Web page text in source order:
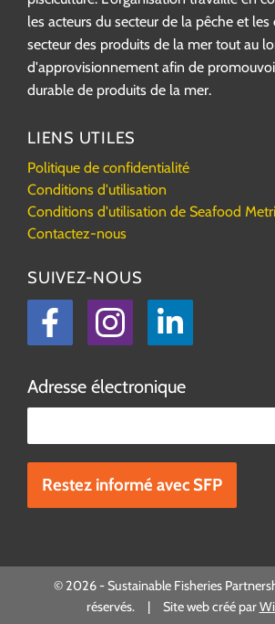
les acteurs du secteur de la pêche et
secteur des produits de la mer tout au
d'approvisionnement afin de
durable de produits de la mer.
LIENS UTILES
Politique de confidentialité
Conditions d'utilisation
Conditions d'utilisation de Seafood
Contactez-nous
SUIVEZ-NOUS
Facebook
Instagram
Adresse électronique
© 2026 - Sustainable Fisheries
réservés. | Site web créé par